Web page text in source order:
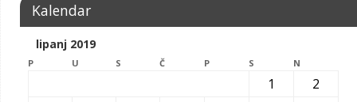
Kalendar
lipanj 2019
P U S Č P S N
1
2